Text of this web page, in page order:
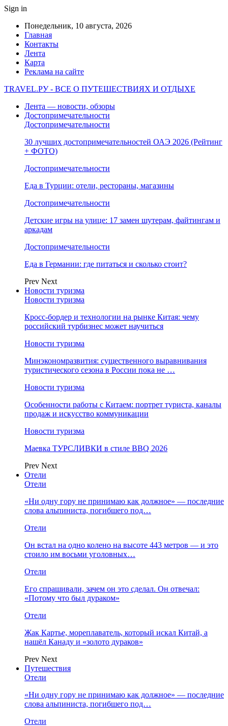
Sign in
Понедельник, 10 августа, 2026
Главная
Контакты
Лента
Карта
Реклама на сайте
TRAVEL.РУ - ВСЕ О ПУТЕШЕСТВИЯХ И ОТДЫХЕ
Лента — новости, обзоры
Достопримечательности
Достопримечательности
30 лучших достопримечательностей ОАЭ 2026 (Рейтинг
+ ФОТО)
Достопримечательности
Еда в Турции: отели, рестораны, магазины
Достопримечательности
Детские игры на улице: 17 замен шутерам, файтингам и
аркадам
Достопримечательности
Еда в Германии: где питаться и сколько стоит?
Prev Next
Новости туризма
Новости туризма
Кросс-бордер и технологии на рынке Китая: чему
российский турбизнес может научиться
Новости туризма
Минэкономразвития: существенного выравнивания
туристического сезона в России пока не …
Новости туризма
Особенности работы с Китаем: портрет туриста, каналы
продаж и искусство коммуникации
Новости туризма
Маевка ТУРСЛИВКИ в стиле BBQ 2026
Prev Next
Отели
Отели
«Ни одну гору не принимаю как должное» — последние
слова альпиниста, погибшего под…
Отели
Он встал на одно колено на высоте 443 метров — и это
стоило им восьми уголовных…
Отели
Его спрашивали, зачем он это сделал. Он отвечал:
«Потому что был дураком»
Отели
Жак Картье, мореплаватель, который искал Китай, а
нашёл Канаду и «золото дураков»
Prev Next
Путешествия
Отели
«Ни одну гору не принимаю как должное» — последние
слова альпиниста, погибшего под…
Отели